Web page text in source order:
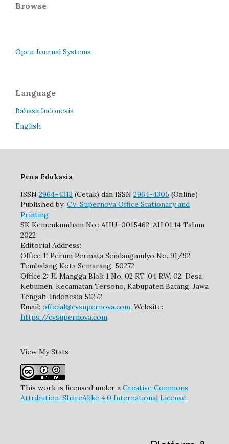
Browse
Open Journal Systems
Language
Bahasa Indonesia
English
Pena Edukasia
ISSN 2964-4313 (Cetak) dan ISSN 2964-4305 (Online)
Published by: CV. Supernova Office Stationary and
Printing
SK Kemenkumham No.: AHU-0015462-AH.01.14 Tahun
2022
Editorial Address:
Office 1: Perum Permata Sendangmulyo No. 91/92
Tembalang Kota Semarang, 50272
Office 2: Jl. Mangga Blok 1 No. 02 RT. 04 RW. 02, Desa
Kebumen, Kecamatan Tersono, Kabupaten Batang, Jawa
Tengah, Indonesia 51272
Email: official@cvsupernova.com, Website:
https://cvsupernova.com
View My Stats
This work is licensed under a Creative Commons
Attribution-ShareAlike 4.0 International License.